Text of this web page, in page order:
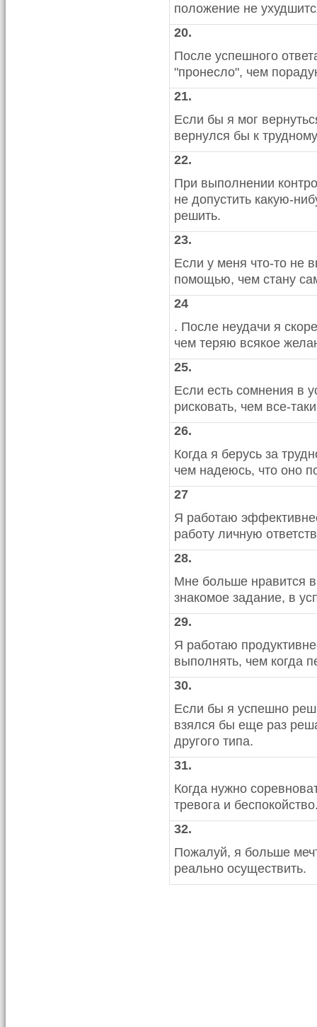
положение не
20.
После успешного
"пронесло", чем
21.
Если бы я мог
вернулся бы к
22.
При выполнении
не допустить какую-
решить.
23.
Если у меня что-то не
помощью, чем стану
24
. После неудачи я
чем теряю всякое
25.
Если есть сомнения в
рисковать, чем все-
26.
Когда я берусь за
чем надеюсь, что оно
27
Я работаю
работу личную
28.
Мне больше нравится
знакомое задание, в
29.
Я работаю
выполнять, чем когда
30.
Если бы я успешно
взялся бы еще раз
другого типа.
31.
Когда нужно
тревога и
32.
Пожалуй, я больше
реально осуществить.